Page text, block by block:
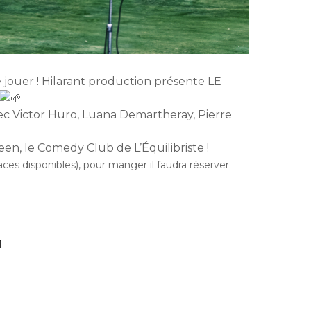
jouer ! Hilarant production présente LE
Victor Huro, Luana Demartheray, Pierre
le Comedy Club de L’Équilibriste !
disponibles), pour manger il faudra réserver